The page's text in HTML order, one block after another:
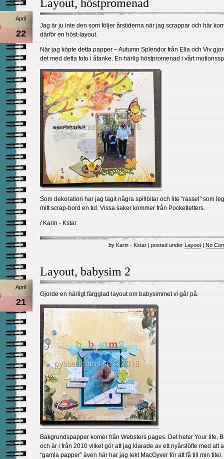
Layout, höstpromenad
April
22
Jag är ju inte den som följer årstiderna när jag scrappar och här
därför en höst-layout.
När jag köpte detta papper – Autumn Splendor från Ella och Viv
det med detta foto i åtanke. En härlig höstpromenad i vårt
Som dekoration har jag tagit några spillbitar och lite “rassel” som
mitt scrap-bord en tid. Vissa saker kommer från Pocketletters.
/ Karin - Kstar
by Karin - Kstar | posted under Layout | No
Layout, babysim 2
April
21
Gjorde en härligt färgglad layout om babysimmet vi går på.
Bakgrundspapper komer från Websters pages. Det heter Your life,
och är i från 2010 vilket gör att jag klarade av ett nyårslöfte med att
“gamla papper” även här har jag lekt MacGyver för att få till min titel.